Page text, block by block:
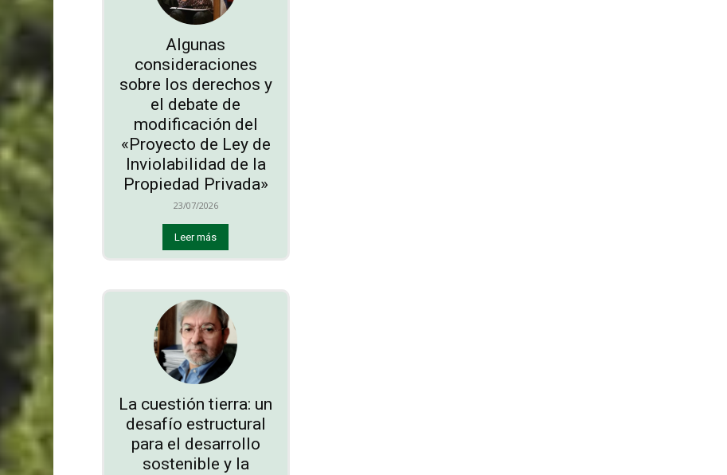
Algunas
consideraciones
sobre los derechos y
el debate de
modificación del
«Proyecto de Ley de
Inviolabilidad de la
Propiedad Privada»
23/07/2026
Leer más
La cuestión tierra: un
desafío estructural
para el desarrollo
sostenible y la